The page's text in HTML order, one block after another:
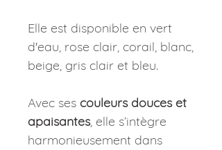
Elle est disponible en vert
d'eau, rose clair, corail, blanc,
beige, gris clair et bleu.
Avec ses couleurs douces et
apaisantes, elle s’intègre
harmonieusement dans